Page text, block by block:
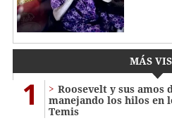
MÁS
1
Roosevelt y sus amos
manejando los hilos en
Temis